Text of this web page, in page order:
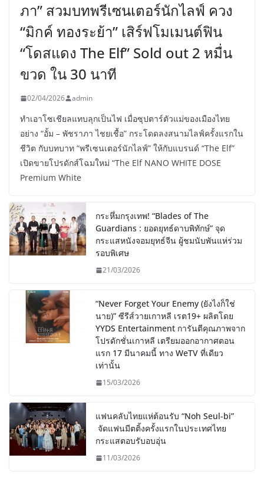
ภา” สวมบทพรีเซนเตอร์นักไลฟ์ ควง
“มิกค์ ทองระย้า” เสิร์ฟโมเมนต์ฟิน
“โดสแดง The Elf” Sold out 2 หมื่น
ขวด ใน 30 นาที
02/04/2026 admin
ทำเอาโซเชียลแทบลุกเป็นไฟ เมื่อซุปตาร์ตัวแม่ของเมืองไทย
อย่าง “อั้ม – พัชราภา ไชยเชื้อ” กระโดดลงสนามไลฟ์ครั้งแรกใน
ชีวิต กับบทบาท “พรีเซนเตอร์นักไลฟ์” ให้กับแบรนด์ “The Elf”
เปิดขายโปรดักส์โฉมใหม่ “The Elf NANO WHITE DOSE
Premium White
กระหึ่มกรุงเทพ! “Blades of The
Guardians : ยอดยุทธ์ดาบพิทักษ์” จุด
กระแสหนังจอมยุทธ์จีน ผู้ชมนับพันแห่ร่วม
รอบพิเศษ
21/03/2026
“Never Forget Your Enemy (ยังไงก็ใช่
นาย)” ซีรีส์วายเกาหลี เรต19+ ผลิตโดย
YYDS Entertainment การันตีคุณภาพจาก
โปรดักชั่นเกาหลี เตรียมออกอากาศตอน
แรก 17 มีนาคมนี้ ทาง WeTV ที่เดียว
เท่านั้น
15/03/2026
แฟนคลับไทยแห่ต้อนรับ “Noh Seul-bi”
จัดแฟนมีตติ้งครั้งแรกในประเทศไทย
กระแสตอบรับอบอุ่น
11/03/2026